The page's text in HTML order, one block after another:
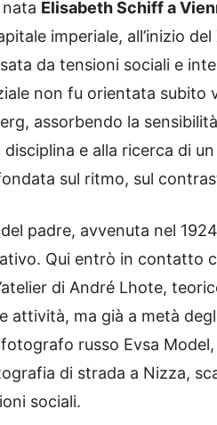
nata Elisabeth Schiff a
imperiale, all’inizio
da tensioni sociali e
non fu orientata subito
assorbendo la
e alla ricerca di
sul ritmo, sul
padre, avvenuta nel
Qui entrò in contatto
di André Lhote,
attività, ma già a metà
russo Evsa
di strada a Nizza,
sociali.